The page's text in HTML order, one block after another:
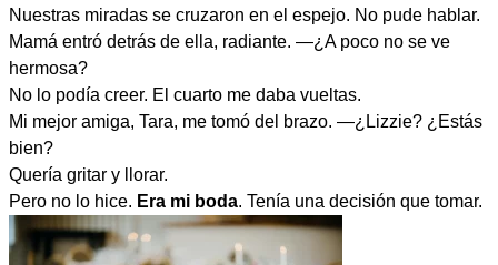
Nuestras miradas se cruzaron en el espejo. No pude hablar.
Mamá entró detrás de ella, radiante. —¿A poco no se ve
hermosa?
No lo podía creer. El cuarto me daba vueltas.
Mi mejor amiga, Tara, me tomó del brazo. —¿Lizzie? ¿Estás
bien?
Quería gritar y llorar.
Pero no lo hice. Era mi boda. Tenía una decisión que tomar.